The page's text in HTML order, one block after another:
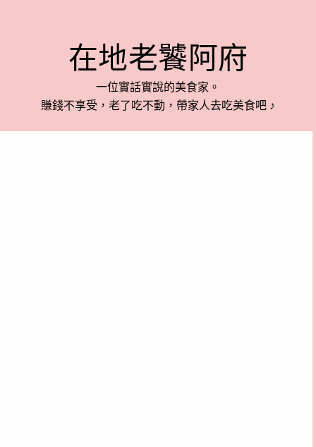
在地老饕阿府
一位實話實說的美食家。
賺錢不享受，老了吃不動，帶家人去吃美食吧 ♪